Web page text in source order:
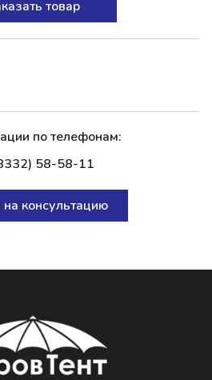
товар
по телефонам:
58-58-11
на консультацию